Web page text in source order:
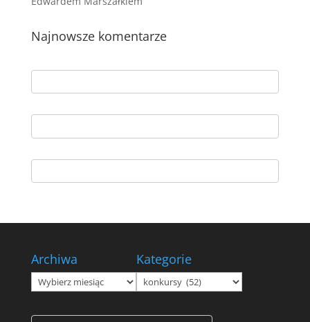
Najnowsze komentarze
Archiwa
Archiwa
Kategorie
Kategorie